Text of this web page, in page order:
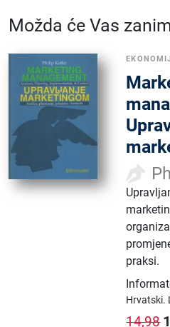
Možda će Vas
praksi.
Hrvatski.
14,98